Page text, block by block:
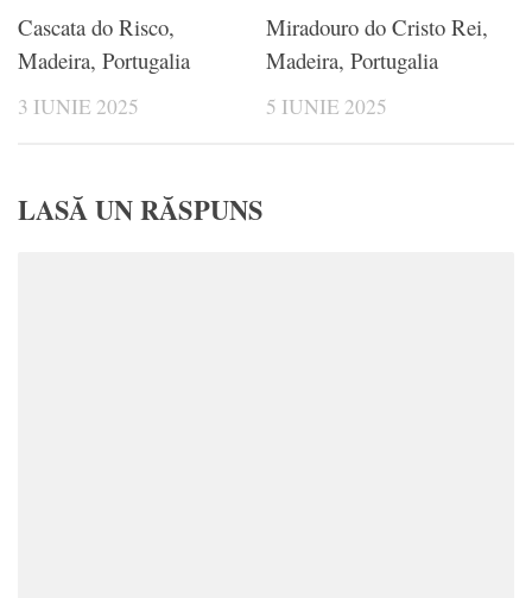
Cascata do Risco,
Madeira, Portugalia
3 IUNIE 2025
Miradouro do Cristo Rei,
Madeira, Portugalia
5 IUNIE 2025
LASĂ UN RĂSPUNS